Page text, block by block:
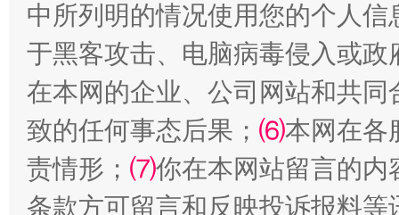
国家大学科技园优化重塑工作
中所列明的情况使用您的个人
于黑客攻击、电脑病毒侵入或
在本网的企业、公司网站和共
致的任何事态后果； ⑹本网在各
责情形； ⑺你在本网站留言的内
条款方可留言和反映投诉报料